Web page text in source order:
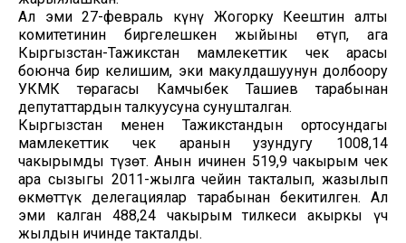
Ал эми 27-февраль күнү Жогорку Кеңештин алты
комитетинин биргелешкен жыйыны өтүп, ага
Кыргызстан-Тажикстан мамлекеттик чек арасы
боюнча бир келишим, эки макулдашуунун долбоору
УКМК төрагасы Камчыбек Ташиев тарабынан
депутаттардын талкуусуна сунушталган.
Кыргызстан менен Тажикстандын ортосундагы
мамлекеттик чек аранын узундугу 1008,14
чакырымды түзөт. Анын ичинен 519,9 чакырым чек
ара сызыгы 2011-жылга чейин такталып, жазылып
өкмөттүк делегациялар тарабынан бекитилген. Ал
эми калган 488,24 чакырым тилкеси акыркы үч
жылдын ичинде такталды.